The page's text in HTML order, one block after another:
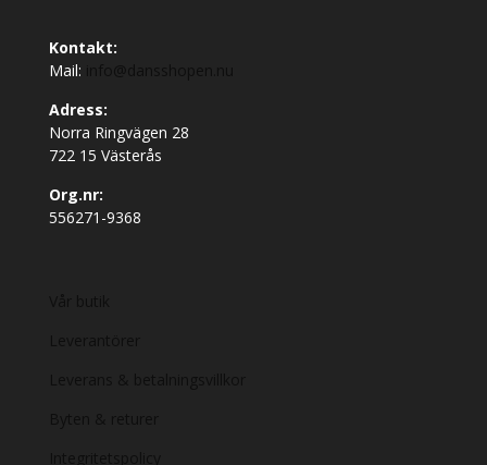
Kontakt:
Mail:
Adress:
Norra Ringvägen 28
722 15 Västerås
Org.nr:
556271-9368